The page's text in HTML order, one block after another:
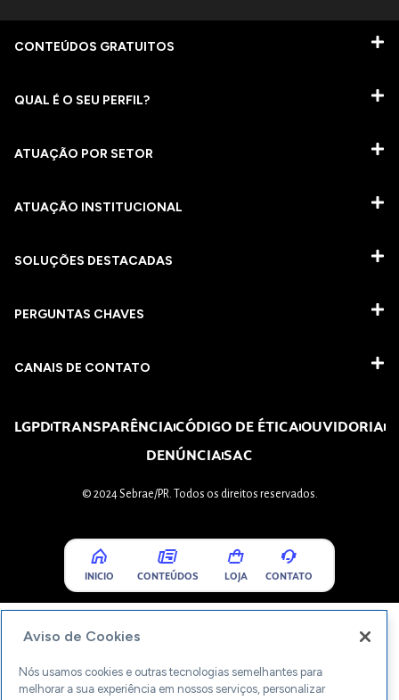
CONTEÚDOS GRATUITOS
QUAL É O SEU PERFIL?
ATUAÇÃO POR SETOR
ATUAÇÃO INSTITUCIONAL
SOLUÇÕES DESTACADAS
PERGUNTAS CHAVES​
CANAIS DE CONTATO
LGPDTRANSPARÊNCIACÓDIGO DE ÉTICAOUVIDORIA
DENÚNCIASAC
© 2024 Sebrae/PR. Todos os direitos reservados.
INICIO CONTEÚDOS LOJA CONTATO
Aviso de Cookies
Nós usamos cookies e outras tecnologias semelhantes para
melhorar a sua experiência em nossos serviços, personalizar